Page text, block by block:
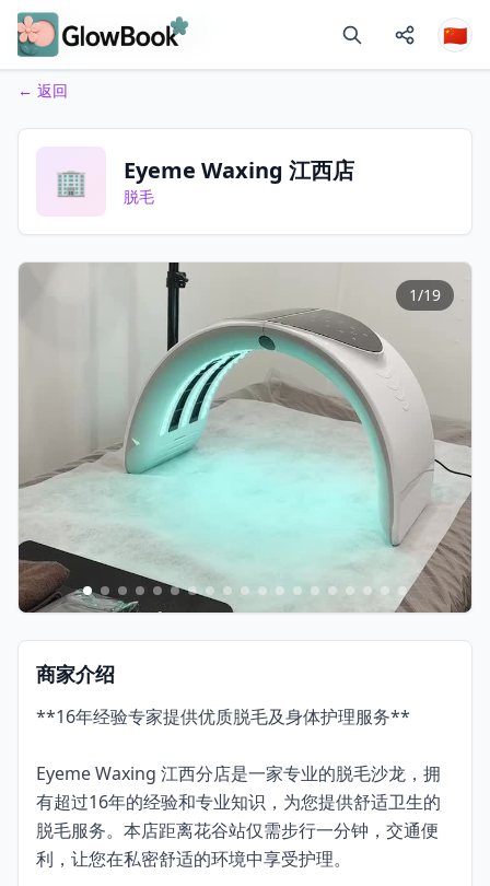
🇨🇳
← 返回
🏢 Eyeme Waxing 江西店
脱毛
1/19
商家介绍
**16年经验专家提供优质脱毛及身体护理服务**
Eyeme Waxing 江西分店是一家专业的脱毛沙龙，拥
有超过16年的经验和专业知识，为您提供舒适卫生的
脱毛服务。本店距离花谷站仅需步行一分钟，交通便
利，让您在私密舒适的环境中享受护理。